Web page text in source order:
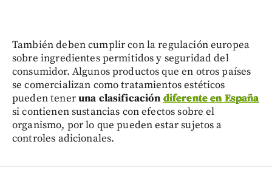
También deben cumplir con la regulación europea
sobre ingredientes permitidos y seguridad del
consumidor. Algunos productos que en otros países
se comercializan como tratamientos estéticos
pueden teneruna clasificacióndiferente en España
si contienen sustancias con efectos sobre el
organismo, por lo que pueden estar sujetos a
controles adicionales.